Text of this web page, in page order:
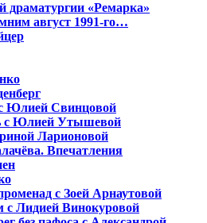
драматургии «Ремарка»
август 1991-го…
Юлией Свинцовой
с Юлией Утышевой
Ларионовой
Впечатления
с Зоей Арнаутовой
с Лидией Винокуровой